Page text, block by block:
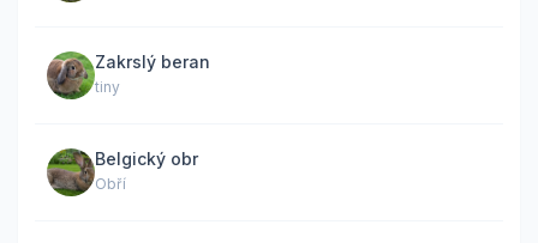
Zakrslý beran
tiny
Belgický obr
Obří